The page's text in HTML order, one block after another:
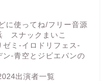
に使ってね/フリー音源
スナックまいこ
ゼミ-イロドリフェス-
ン-青空とジビエパンの
出演者一覧